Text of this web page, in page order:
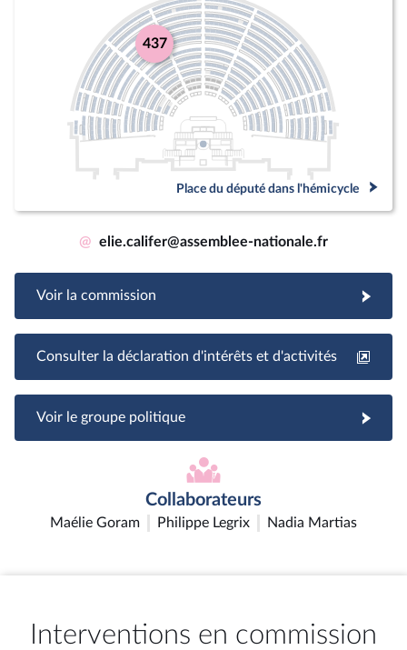
437
Place du député dans l'hémicycle
@ elie.califer@assemblee-nationale.fr
Voir la commission
Consulter la déclaration d'intérêts et d'activités
Voir le groupe politique
Collaborateurs
Maélie Goram Philippe Legrix Nadia Martias
Interventions en commission